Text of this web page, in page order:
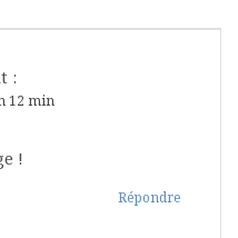
:
12 min
!
Répondre